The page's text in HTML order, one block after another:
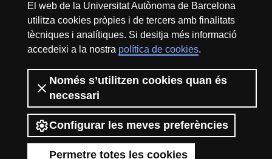
El web de la Universitat Autònoma de Barcelona
utilitza cookies pròpies i de tercers amb finalitats
tècniques i analítiques. Si desitja més informació
accedeixi a la nostra política de cookies.
Només s’utilitzen cookies quan és
necessari
Configurar les meves preferències
Permetre totes les cookies
2026 Divulga UAB - Creative Commons
Reconeixement - No Comercial (CC BY NC) -
ISSN: 2014-6388
View low-bandwidth version